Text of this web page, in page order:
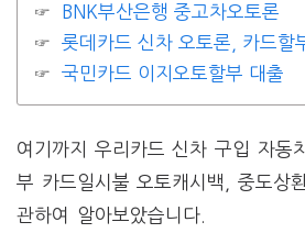
BNK부산은행 중고차오토론
롯데카드 신차 오토론, 카드할
국민카드 이지오토할부 대출
여기까지 우리카드 신차 구입 자동
부 카드일시불 오토캐시백, 중도상
관하여 알아보았습니다.